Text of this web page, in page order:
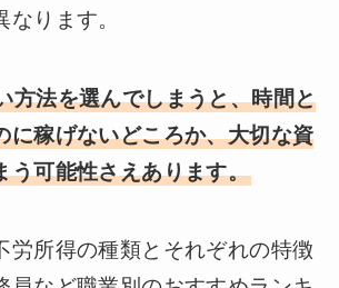
ります。
方法を選んでしまうと、時間と
に稼げないどころか、大切な資
う可能性さえあります。
労所得の種類とそれぞれの特徴